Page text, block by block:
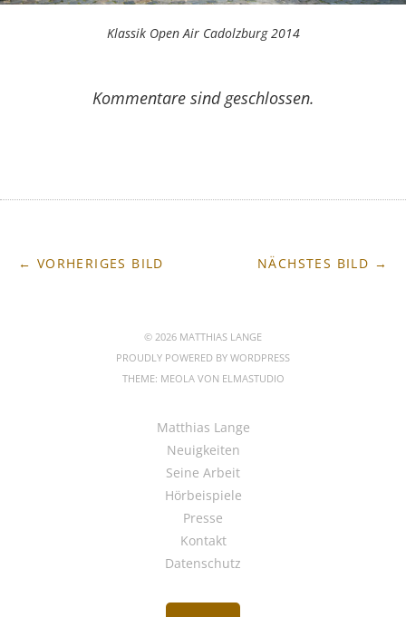
Klassik Open Air Cadolzburg 2014
Kommentare sind geschlossen.
← VORHERIGES BILD NÄCHSTES BILD →
© 2026 MATTHIAS LANGE
PROUDLY POWERED BY WORDPRESS
THEME: MEOLA VON ELMASTUDIO
Matthias Lange
Neuigkeiten
Seine Arbeit
Hörbeispiele
Presse
Kontakt
Datenschutz